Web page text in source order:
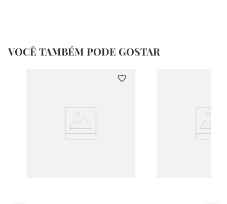
VOCÊ TAMBÉM PODE GOSTAR